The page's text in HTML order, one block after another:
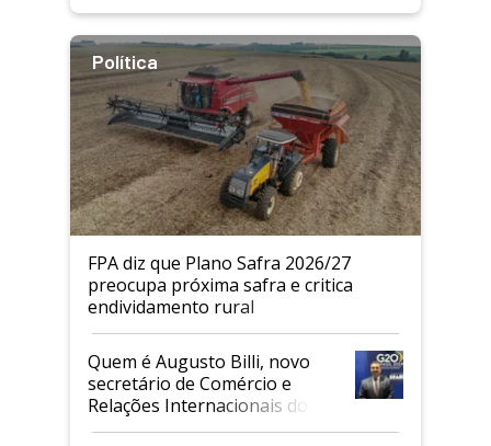
Política
FPA diz que Plano Safra 2026/27
preocupa próxima safra e critica
endividamento rural
Quem é Augusto Billi, novo
secretário de Comércio e
Relações Internacionais do
Mapa